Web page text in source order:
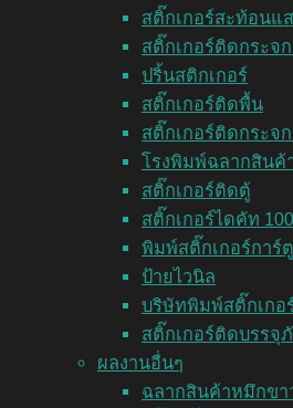
สติ๊กเกอร์สะท้อนแ
สติ๊กเกอร์ติดกระจ
ปริ้นสติกเกอร์
สติ๊กเกอร์ติดพื้น
สติ๊กเกอร์ติดกระจ
โรงพิมพ์ฉลากสินค้
สติ๊กเกอร์ติดตู้
สติ๊กเกอร์ไดคัท
พิมพ์สติ๊กเกอร์การ์
ป้ายไวนิล
บริษัทพิมพ์สติ๊กเกอ
สติ๊กเกอร์ติดบรร
ผลงานอื่นๆ
ฉลากสินค้าหมึกขา